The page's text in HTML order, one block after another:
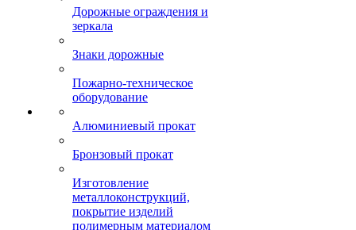
Дорожные ограждения и
зеркала
Знаки дорожные
Пожарно-техническое
оборудование
Алюминиевый прокат
Бронзовый прокат
Изготовление
металлоконструкций,
покрытие изделий
полимерным материалом